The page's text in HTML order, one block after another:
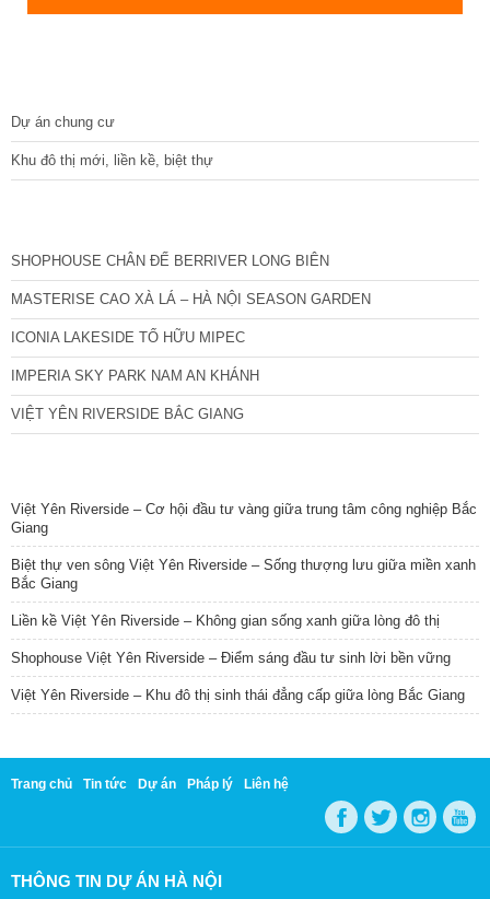
Dự án chung cư
Khu đô thị mới, liền kề, biệt thự
SHOPHOUSE CHÂN ĐẾ BERRIVER LONG BIÊN
MASTERISE CAO XÀ LÁ – HÀ NỘI SEASON GARDEN
ICONIA LAKESIDE TỐ HỮU MIPEC
IMPERIA SKY PARK NAM AN KHÁNH
VIỆT YÊN RIVERSIDE BẮC GIANG
Việt Yên Riverside – Cơ hội đầu tư vàng giữa trung tâm công nghiệp Bắc
Giang
Biệt thự ven sông Việt Yên Riverside – Sống thượng lưu giữa miền xanh
Bắc Giang
Liền kề Việt Yên Riverside – Không gian sống xanh giữa lòng đô thị
Shophouse Việt Yên Riverside – Điểm sáng đầu tư sinh lời bền vững
Việt Yên Riverside – Khu đô thị sinh thái đẳng cấp giữa lòng Bắc Giang
Trang chủ Tin tức Dự án Pháp lý Liên hệ
THÔNG TIN DỰ ÁN HÀ NỘI